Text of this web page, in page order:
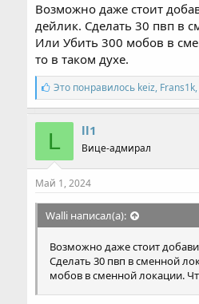
Возможно даже стоит
дейлик. Сделать 30 пвп в
Или Убить 300 мобов в
то в таком духе.
С
и
м
п
т
и
и
:
Это понравилось keiz, Frans1k,
L ll1
Вице-адмирал
Май 1, 2024
Walli написал(а):
Возможно даже стоит
Сделать 30 пвп в сменной
мобов в сменной локации.